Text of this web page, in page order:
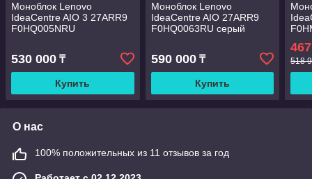
Моноблок Lenovo
IdeaCentre AIO 3 27ARR9
F0HQ005NRU
530 000 ₸
Купить
Моноблок Lenovo
IdeaCentre AIO 27ARR9
F0HQ0063RU серый
590 000₸
Купить
518
О нас
100% положительных из 11 отзывов за год